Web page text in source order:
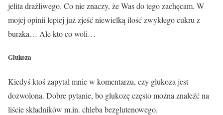
jelita drażliwego. Co nie znaczy, że Was do tego zachęcam. W
mojej opinii lepiej już zjeść niewielką ilość zwykłego cukru z
buraka… Ale kto co woli…
Glukoza
Kiedyś ktoś zapytał mnie w komentarzu, czy glukoza jest
dozwolona. Dobre pytanie, bo glukozę często można znaleźć na
liście składników m.in. chleba bezglutenowego.